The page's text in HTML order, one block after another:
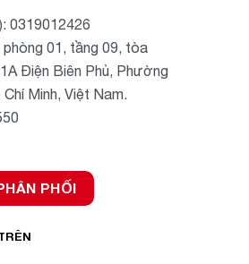
0319012426
01, tầng 09, tòa
Điện Biên Phủ, Phường
Minh, Việt Nam.
PHỐI